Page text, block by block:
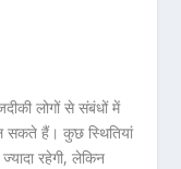
लोगों से संबंधों में
हैं। कुछ स्थितियां
रहेगी, लेकिन